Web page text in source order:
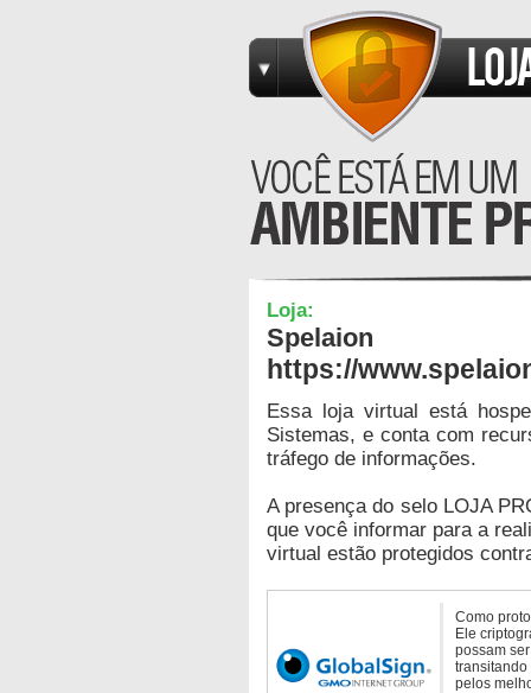
Loja:
Spelaion
https://
Essa loja virtual está
Sistemas, e conta com
tráfego de informações.
A presença do selo LOJA
que você informar para a
virtual estão protegidos
Como
Ele
possam
transitando
pelos